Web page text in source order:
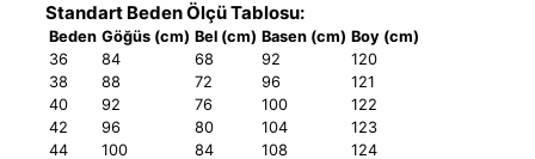
Standart Beden Ölçü Tablosu:
Beden Göğüs (cm) Bel (cm) Basen (cm) Boy (cm)
36
84 68 92
120
38
88 72 96
121
40
92 76 100
122
42
96 80 104
123
44
100 84 108 124